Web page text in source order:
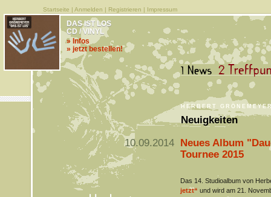
Startseite | Anmelden | Registrieren | Impressum
HERBERT
Neuigkeiten
DAS IST LOS
CD / VINYL
» Infos
» jetzt bestellen!
10.09.2014
Neues Album
Tournee 2015
Das 14. Studioalbum von
jetzt“ und wird am 21.